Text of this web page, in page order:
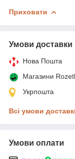
Приховати
Умови доставки
Нова Пошта
Магазини
Укрпошта
Всі умови
Умови оплати